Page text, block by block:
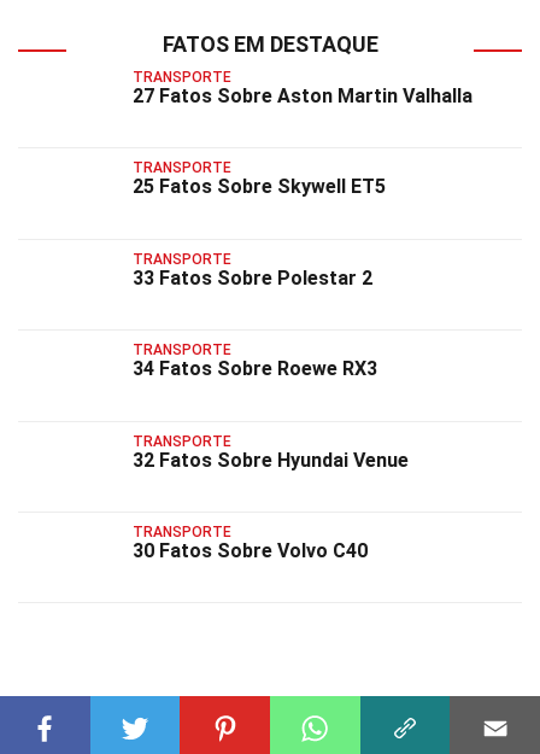
FATOS EM DESTAQUE
TRANSPORTE
27 Fatos Sobre Aston Martin Valhalla
TRANSPORTE
25 Fatos Sobre Skywell ET5
TRANSPORTE
33 Fatos Sobre Polestar 2
TRANSPORTE
34 Fatos Sobre Roewe RX3
TRANSPORTE
32 Fatos Sobre Hyundai Venue
TRANSPORTE
30 Fatos Sobre Volvo C40
FATOS RELACIONADOS